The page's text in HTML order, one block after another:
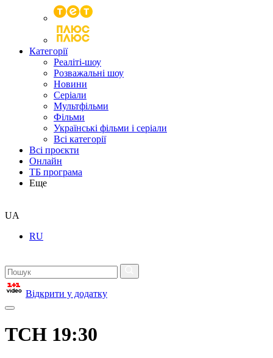
Категорії
Реаліті-шоу
Розважальні шоу
Новини
Серіали
Мультфільми
Фільми
Українські фільми і серіали
Всі категорії
Всі проєкти
Онлайн
ТБ програма
Еще
UA
RU
Відкрити у додатку
ТСН 19:30